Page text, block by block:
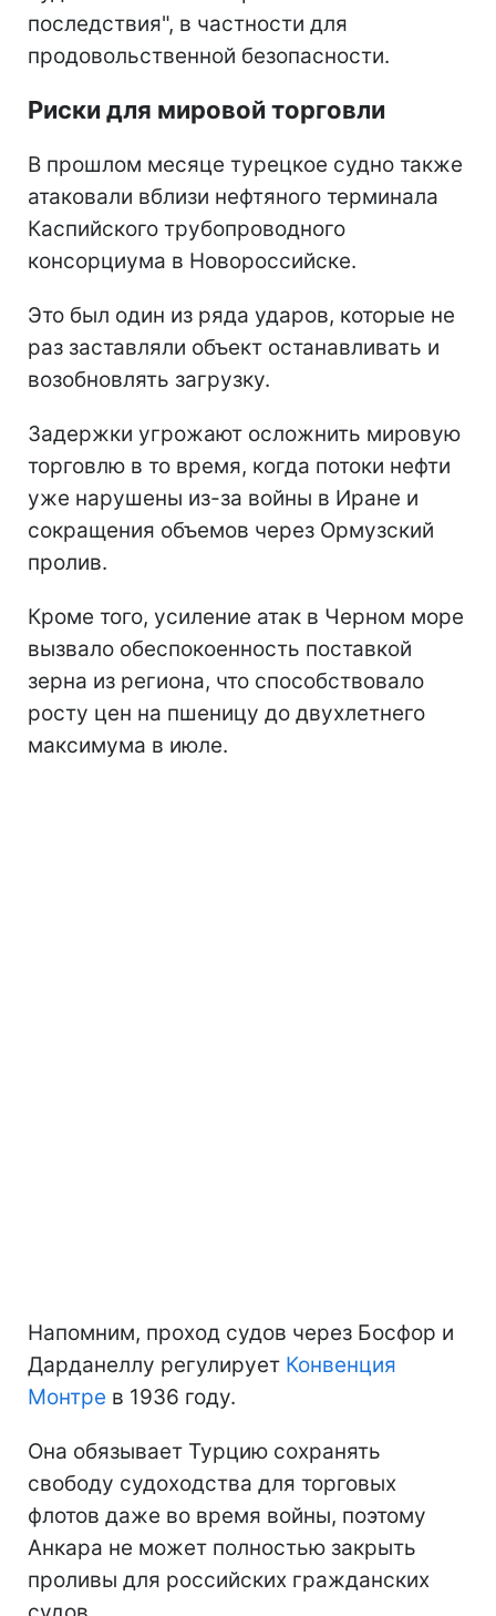
последствия", в частности для
продовольственной безопасности.
Риски для мировой торговли
В прошлом месяце турецкое судно также
атаковали вблизи нефтяного терминала
Каспийского трубопроводного
консорциума в Новороссийске.
Это был один из ряда ударов, которые не
раз заставляли объект останавливать и
возобновлять загрузку.
Задержки угрожают осложнить мировую
торговлю в то время, когда потоки нефти
уже нарушены из-за войны в Иране и
сокращения объемов через Ормузский
пролив.
Кроме того, усиление атак в Черном море
вызвало обеспокоенность поставкой
зерна из региона, что способствовало
росту цен на пшеницу до двухлетнего
максимума в июле.
Напомним, проход судов через Босфор и
Дарданеллу регулирует Конвенция
Монтре в 1936 году.
Она обязывает Турцию сохранять
свободу судоходства для торговых
флотов даже во время войны, поэтому
Анкара не может полностью закрыть
проливы для российских гражданских